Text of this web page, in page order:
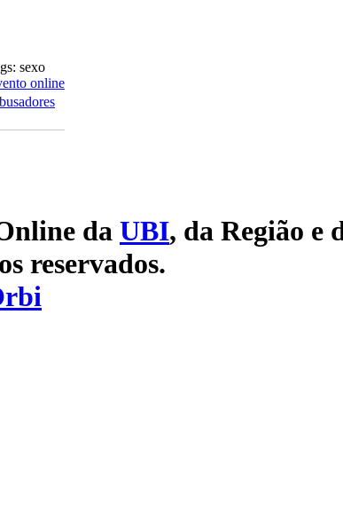
sexo
online
da UBI, da Região e
reservados.